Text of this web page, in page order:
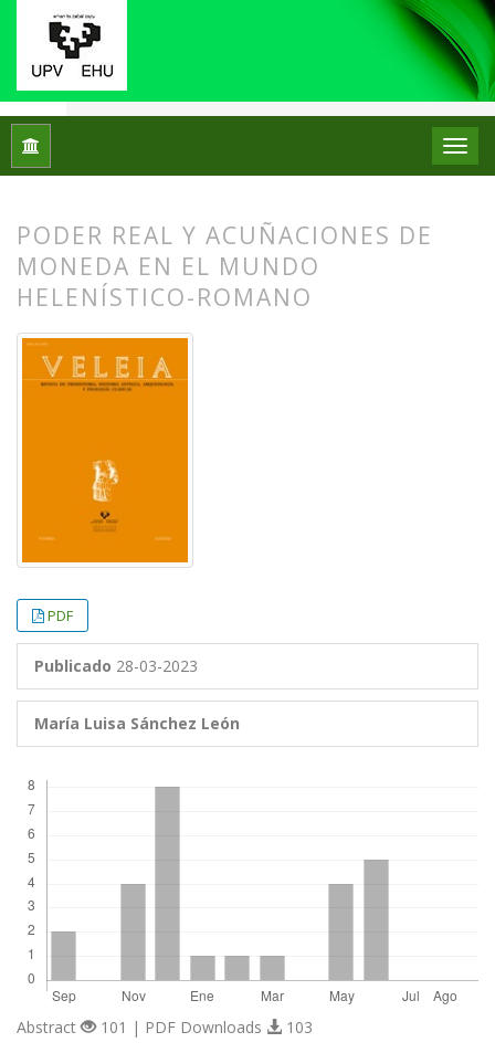
Inicio
PODER REAL Y ACUÑACIONES DE
MONEDA EN EL MUNDO
HELENÍSTICO-ROMANO
PDF
Publicado 28-03-2023
María Luisa Sánchez León
Abstract 101 | PDF Downloads 103